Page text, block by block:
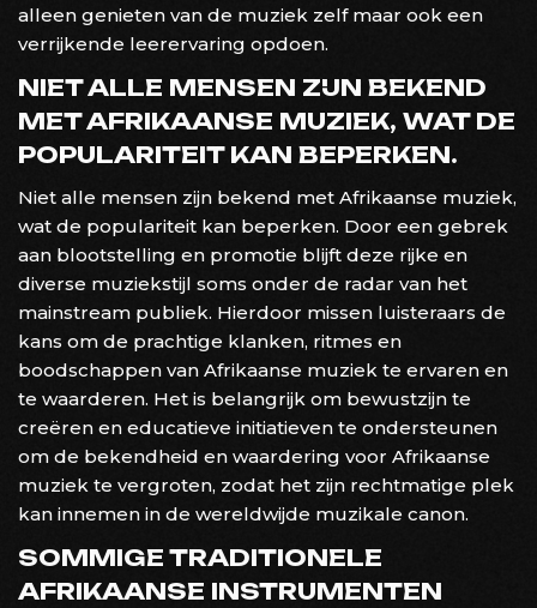
alleen genieten van de muziek zelf maar ook een
verrijkende leerervaring opdoen.
NIET ALLE MENSEN ZIJN BEKEND
MET AFRIKAANSE MUZIEK, WAT DE
POPULARITEIT KAN BEPERKEN.
Niet alle mensen zijn bekend met Afrikaanse muziek,
wat de populariteit kan beperken. Door een gebrek
aan blootstelling en promotie blijft deze rijke en
diverse muziekstijl soms onder de radar van het
mainstream publiek. Hierdoor missen luisteraars de
kans om de prachtige klanken, ritmes en
boodschappen van Afrikaanse muziek te ervaren en
te waarderen. Het is belangrijk om bewustzijn te
creëren en educatieve initiatieven te ondersteunen
om de bekendheid en waardering voor Afrikaanse
muziek te vergroten, zodat het zijn rechtmatige plek
kan innemen in de wereldwijde muzikale canon.
SOMMIGE TRADITIONELE
AFRIKAANSE INSTRUMENTEN